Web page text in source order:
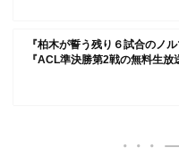
『柏木が誓う残り６試合のノル
『ACL準決勝第2戦の無料生放